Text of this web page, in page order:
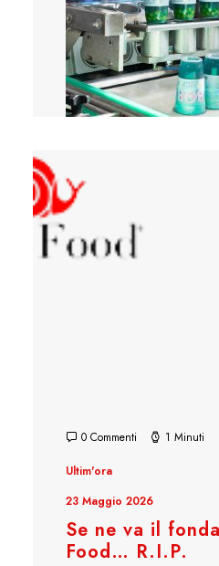
0 Commenti 1 Minuti
Ultim'ora
23 Maggio 2026
Se ne va il
Food… R.I.P.